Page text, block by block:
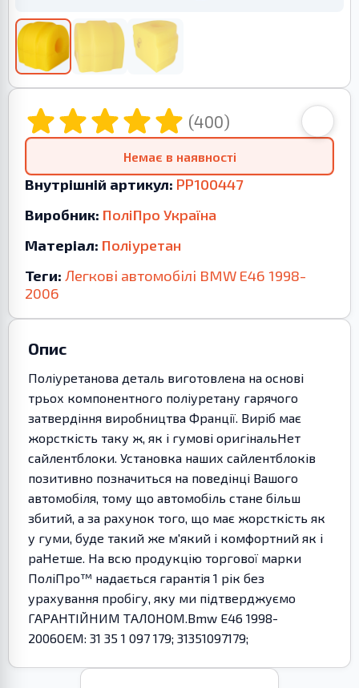
(400)
Немає в наявності
Внутрішній артикул: PP100447
Виробник: ПоліПро Україна
Матеріал: Поліуретан
Теги: Легкові автомобілі BMW E46 1998-
2006
Опис
Поліуретанова деталь виготовлена на основі
трьох компонентного поліуретану гарячого
затвердіння виробництва Франції. Виріб має
жорсткість таку ж, як і гумові оригінальНет
сайлентблоки. Установка наших сайлентблоків
позитивно позначиться на поведінці Вашого
автомобіля, тому що автомобіль стане більш
збитий, а за рахунок того, що має жорсткість як
у гуми, буде такий же м'який і комфортний як і
раНетше. На всю продукцію торгової марки
ПоліПро™ надається гарантія 1 рік без
урахування пробігу, яку ми підтверджуємо
ГАРАНТІЙНИМ ТАЛОНОМ.Bmw E46 1998-
2006OEM: 31 35 1 097 179; 31351097179;